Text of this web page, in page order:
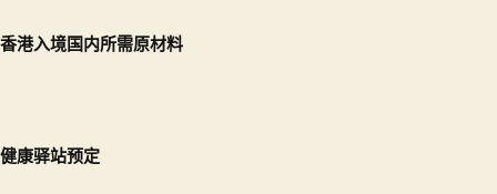
香港入境国内所需原材料
健康驿站预定